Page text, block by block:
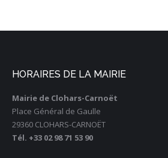
HORAIRES DE LA MAIRIE
Mairie de Clohars-Carnoët
Place Général de Gaulle
29360 CLOHARS-CARNOËT
Tél. +33 02 98 71 53 90